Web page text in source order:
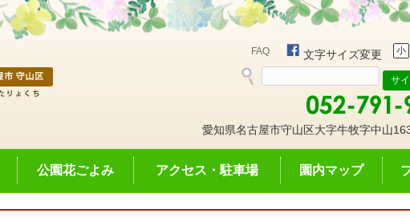
FAQ 文字サイズ変更 小
愛知県名古屋市守山区大字牛牧字中山
公園花ごよみ アクセス・駐車場 園内マップ